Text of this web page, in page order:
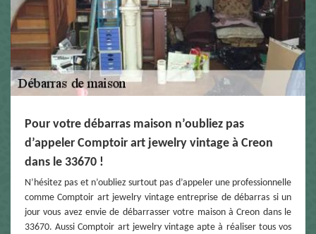
Pour votre débarras maison n’oubliez pas
d’appeler Comptoir art jewelry vintage à Creon
dans le 33670 !
N’hésitez pas et n’oubliez surtout pas d’appeler une professionnelle
comme Comptoir art jewelry vintage entreprise de débarras si un
jour vous avez envie de débarrasser votre maison à Creon dans le
33670. Aussi Comptoir art jewelry vintage apte à réaliser tous vos